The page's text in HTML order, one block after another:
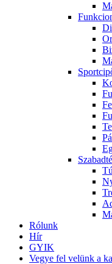
Rólunk
Hír
GYIK
Vegye fel velünk a